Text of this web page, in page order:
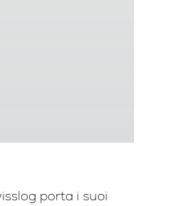
porta i suoi